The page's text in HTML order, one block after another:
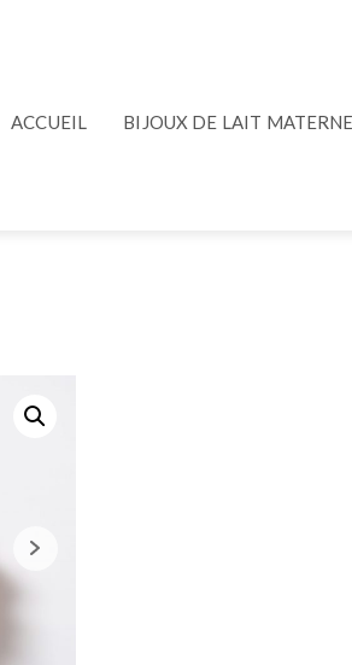
ACCUEIL BIJOUX DE LAIT